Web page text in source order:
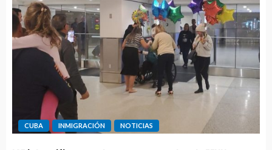
CUBA INMIGRACIÓN NOTICIAS